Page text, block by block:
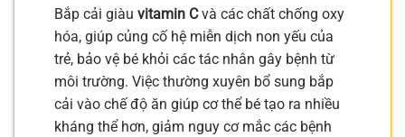
Bắp cải giàu vitamin Cvà các chất chống oxy
hóa, giúp củng cố hệ miễn dịch non yếu của
trẻ, bảo vệ bé khỏi các tác nhân gây bệnh từ
môi trường. Việc thường xuyên bổ sung bắp
cải vào chế độ ăn giúp cơ thể bé tạo ra nhiều
kháng thể hơn, giảm nguy cơ mắc các bệnh